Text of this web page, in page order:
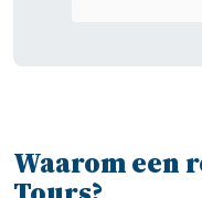
Waarom een